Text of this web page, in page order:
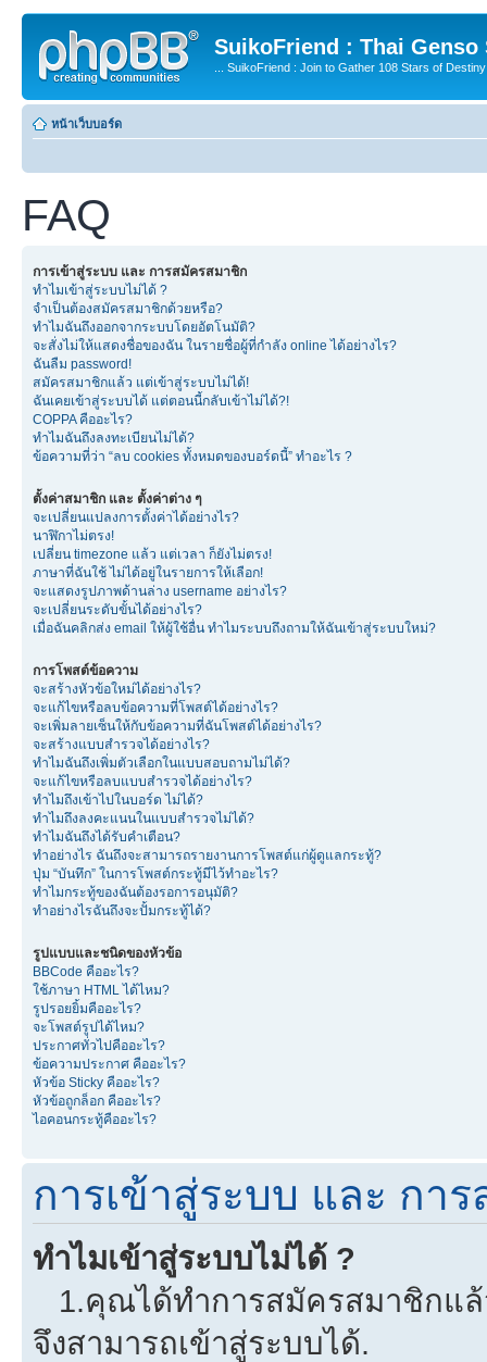
SuikoFriend : Thai Genso
... SuikoFriend : Join to Gather 108 Stars of
หน้าเว็บบอร์ด
FAQ
การเข้าสู่ระบบ และ การสมัครสมาชิก
ทำไมเข้าสู่ระบบไม่ได้ ?
จำเป็นต้องสมัครสมาชิกด้วยหรือ?
ทำไมฉันถึงออกจากระบบโดยอัตโนมัติ?
จะสั่งไม่ให้แสดงชื่อของฉัน ในรายชื่อผู้ที่กำลัง online ได้อย่างไร?
ฉันลืม password!
สมัครสมาชิกแล้ว แต่เข้าสู่ระบบไม่ได้!
ฉันเคยเข้าสู่ระบบได้ แต่ตอนนี้กลับเข้าไม่ได้?!
COPPA คืออะไร?
ทำไมฉันถึงลงทะเบียนไม่ได้?
ข้อความที่ว่า “ลบ cookies ทั้งหมดของบอร์ดนี้” ทำอะไร ?
ตั้งค่าสมาชิก และ ตั้งค่าต่าง ๆ
จะเปลี่ยนแปลงการตั้งค่าได้อย่างไร?
นาฬิกาไม่ตรง!
เปลี่ยน timezone แล้ว แต่เวลา ก็ยังไม่ตรง!
ภาษาที่ฉันใช้ ไม่ได้อยู่ในรายการให้เลือก!
จะแสดงรูปภาพด้านล่าง username อย่างไร?
จะเปลี่ยนระดับขั้นได้อย่างไร?
เมื่อฉันคลิกส่ง email ให้ผู้ใช้อื่น ทำไมระบบถึงถามให้ฉันเข้าสู่ระบบใหม่?
การโพสต์ข้อความ
จะสร้างหัวข้อใหม่ได้อย่างไร?
จะแก้ไขหรือลบข้อความที่โพสต์ได้อย่างไร?
จะเพิ่มลายเซ็นให้กับข้อความที่ฉันโพสต์ได้อย่างไร?
จะสร้างแบบสำรวจได้อย่างไร?
ทำไมฉันถึงเพิ่มตัวเลือกในแบบสอบถามไม่ได้?
จะแก้ไขหรือลบแบบสำรวจได้อย่างไร?
ทำไมถึงเข้าไปในบอร์ด ไม่ได้?
ทำไมถึงลงคะแนนในแบบสำรวจไม่ได้?
ทำไมฉันถึงได้รับคำเตือน?
ทำอย่างไร ฉันถึงจะสามารถรายงานการโพสต์แก่ผู้ดูแลกระทู้?
ปุ่ม “บันทึก” ในการโพสต์กระทู้มีไว้ทำอะไร?
ทำไมกระทู้ของฉันต้องรอการอนุมัติ?
ทำอย่างไรฉันถึงจะปั้มกระทู้ได้?
รูปแบบและชนิดของหัวข้อ
BBCode คืออะไร?
ใช้ภาษา HTML ได้ไหม?
รูปรอยยิ้มคืออะไร?
จะโพสต์รูปได้ไหม?
ประกาศทั่วไปคืออะไร?
ข้อความประกาศ คืออะไร?
หัวข้อ Sticky คืออะไร?
หัวข้อถูกล็อก คืออะไร?
ไอคอนกระทู้คืออะไร?
การเข้าสู่ระบบ และ กา
ทำไมเข้าสู่ระบบไม่ได้ ?
1.คุณได้ทำการสมัครสมาชิกแ
จึงสามารถเข้าสู่ระบบได้.